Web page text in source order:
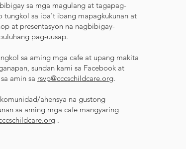
sa mga magulang at tagapag-
tungkol sa iba't ibang mapagkukunan at
at presentasyon na nagbibigay-
pag-uusap.
sa aming mga cafe at upang makita
sundan kami sa Facebook at
amin sa rsvp@cccschildcare.org.
ahensya na gustong
sa aming mga cafe mangyaring
.